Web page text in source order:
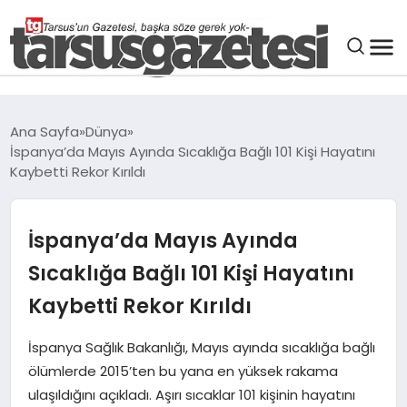
SPOR
DÜNYA
SIYASET
EKONOMI
Ana Sayfa Dünya
İspanya’da Mayıs Ayında Sıcaklığa Bağlı 101 Kişi Hayatını
Kaybetti Rekor Kırıldı
İspanya’da Mayıs Ayında
Sıcaklığa Bağlı 101 Kişi Hayatını
Kaybetti Rekor Kırıldı
İspanya Sağlık Bakanlığı, Mayıs ayında sıcaklığa bağlı
ölümlerde 2015’ten bu yana en yüksek rakama
ulaşıldığını açıkladı. Aşırı sıcaklar 101 kişinin hayatını